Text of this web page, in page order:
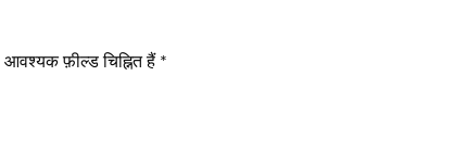
आवश्यक फ़ील्ड चिह्नित हैं *